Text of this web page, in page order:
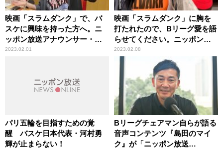
映画「スラムダンク」で、バ
スケに興味を持った方へ。ニ
ッポン放送アナウンサー・内
田雄基
2023.02.01
映画「スラムダンク」に胸を
打たれたので、Bリーグ愛を語
らせてください。ニッポン放
送アナウンサー・内田雄基
2023.02.08
パリ五輪を目指すための覚
醒 バスケ日本代表・河村勇
輝が止まらない！
Bリーグチェアマン自らが語る
音声コンテンツ『島田のマイ
ク』が「ニッポン放送